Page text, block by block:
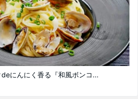
deにんにく香る『和風ボンコ...